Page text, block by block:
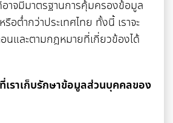
าจมีมาตรฐานการคุ้มครองข้อมูล
อต่ำกว่าประเทศไทย ทั้งนี้ เราจะ
นและตามกฎหมายที่เกี่ยวข้องได้
ที่เราเก็บรักษาข้อมูลส่วนบุคคลของ